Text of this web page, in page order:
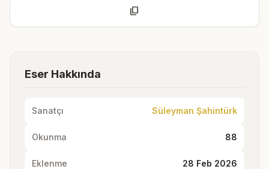
content_copy
Eser Hakkında
Sanatçı Süleyman Şahintürk
Okunma 88
Eklenme 28 Feb 2026